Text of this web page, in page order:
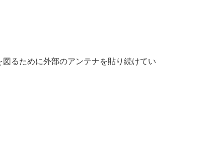
るために外部のアンテナを貼り続けてい